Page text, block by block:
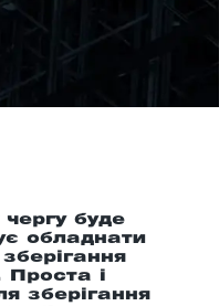
буде
обладнати
Проста і
зберігання